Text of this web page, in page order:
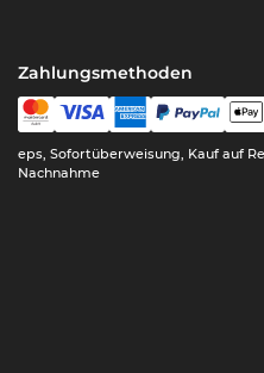
Zahlungsmethoden
eps, Sofortüberweisung, Kauf auf
Nachnahme